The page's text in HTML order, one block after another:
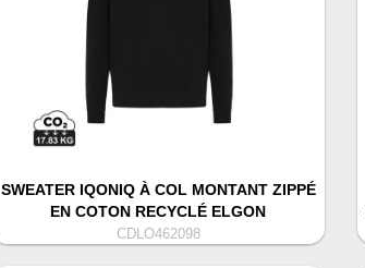
SWEATER IQONIQ À COL MONTANT ZIPPÉ
EN COTON RECYCLÉ ELGON
CDLO462098